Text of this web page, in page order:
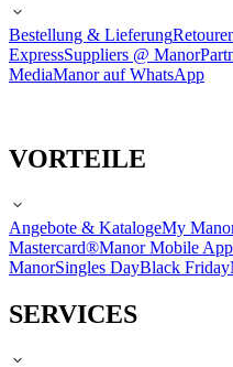
Bestellung & Lieferung
ExpressSuppliers @ Manor
MediaManor auf WhatsApp
VORTEILE
Angebote & KatalogeMy
Mastercard®Manor Mobile App
ManorSingles DayBlack Friday
SERVICES